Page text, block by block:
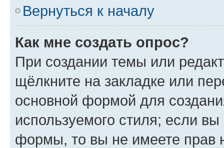
Вернуться к началу
Как мне создать опрос?
При создании темы или
щёлкните на закладке или
основной формой для
используемого стиля; если
формы, то вы не имеете прав